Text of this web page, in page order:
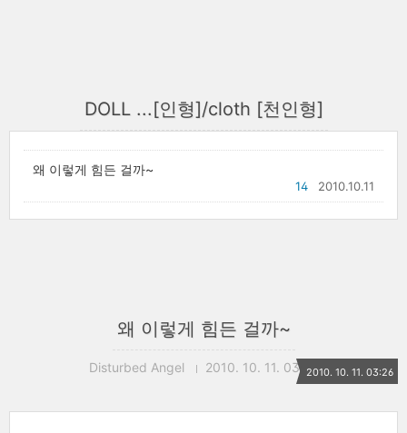
DOLL ...[인형]/cloth [천인형]
왜 이렇게 힘든 걸까~
2010.10.11
14
왜 이렇게 힘든 걸까~
Disturbed Angel 2010. 10. 11. 03:262010. 10. 11. 03:26